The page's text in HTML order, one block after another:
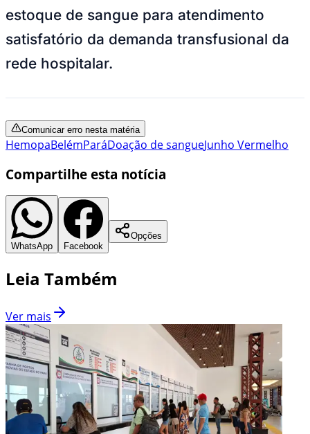
estoque de sangue para atendimento
satisfatório da demanda transfusional da
rede hospitalar.
Comunicar erro nesta matéria
HemopaBelémParáDoação de sangueJunho Vermelho
Compartilhe esta notícia
WhatsApp Facebook
Opções
Leia Também
Ver mais